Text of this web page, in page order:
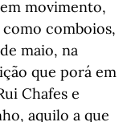
movimento,
comboios,
maio, na
que porá em
Chafes e
aquilo a que